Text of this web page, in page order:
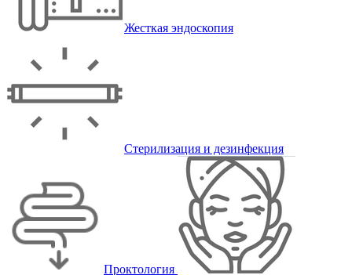
Жесткая эндоскопия
Стерилизация и дезинфекция
Проктология